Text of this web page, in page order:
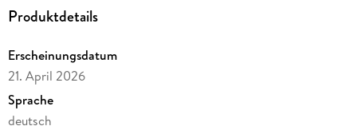
Produktdetails
Erscheinungsdatum
21. April 2026
Sprache
deutsch